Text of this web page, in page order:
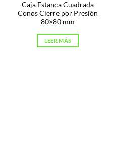
Caja Estanca Cuadrada
Conos Cierre por Presión
80×80 mm
LEER MÁS